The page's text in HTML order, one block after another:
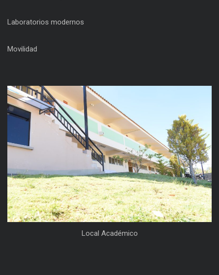
Laboratorios modernos
Movilidad
Local Académico